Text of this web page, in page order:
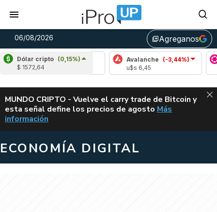
06/08/2026 library_addAgreganos
Dólar cripto (0,15%)
$ 1572,64
Cardano (5,93%)
u$s 0,20
Avalanche
(-3,44%)
u$s 6,45
ALERTA
MUNDO CRIPTO - Vuelve el carry trade de Bitcoin y
esta señal define los precios de agosto VUELVE EL
Más
información
ECONOMÍA DIGITAL